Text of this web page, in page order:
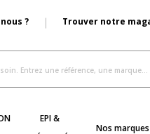
? Trouver notre
EPI &
Nos marques